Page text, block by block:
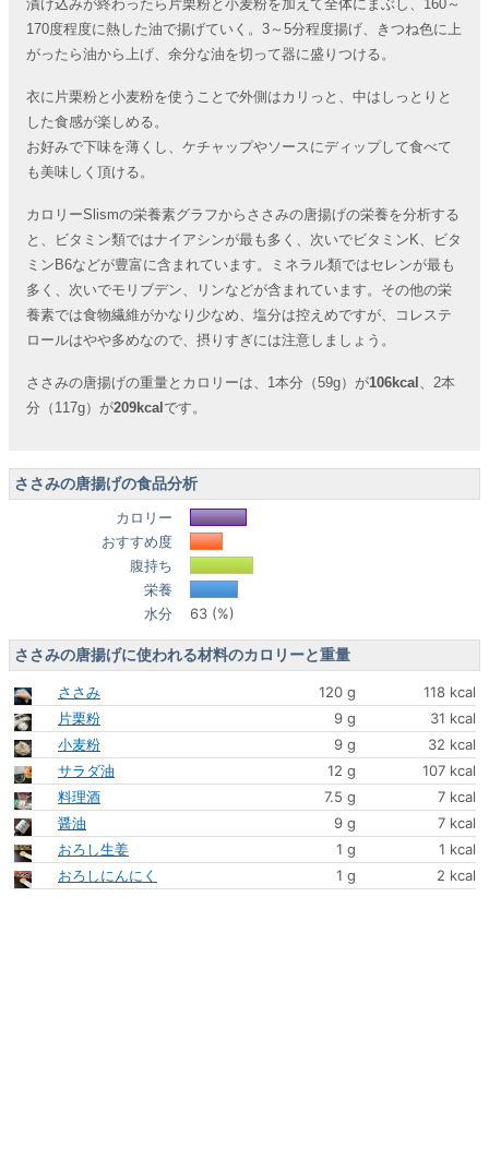
漬け込みが終わったら片栗粉と小麦粉を加えて全体にまぶし、160～
170度程度に熱した油で揚げていく。3～5分程度揚げ、きつね色に上
がったら油から上げ、余分な油を切って器に盛りつける。
衣に片栗粉と小麦粉を使うことで外側はカリっと、中はしっとりと
した食感が楽しめる。
お好みで下味を薄くし、ケチャップやソースにディップして食べて
も美味しく頂ける。
カロリーSlismの栄養素グラフからささみの唐揚げの栄養を分析する
と、ビタミン類ではナイアシンが最も多く、次いでビタミンK、ビタ
ミンB6などが豊富に含まれています。ミネラル類ではセレンが最も
多く、次いでモリブデン、リンなどが含まれています。その他の栄
養素では食物繊維がかなり少なめ、塩分は控えめですが、コレステ
ロールはやや多めなので、摂りすぎには注意しましょう。
ささみの唐揚げの重量とカロリーは、1本分（59g）が106kcal 、2本
分（117g）が209kcal です。
ささみの唐揚げの食品分析
カロリー
おすすめ度
腹持ち
栄養
水分
63 (%)
ささみの唐揚げに使われる材料のカロリーと重量
ささみ 120 g
118 kcal
片栗粉
9 g
31 kcal
小麦粉
9 g
32 kcal
サラダ油
12 g
107 kcal
料理酒
7.5 g
7 kcal
醤油
9 g
7 kcal
おろし生姜
1 g
1 kcal
おろしにんにく
1 g 2 kcal